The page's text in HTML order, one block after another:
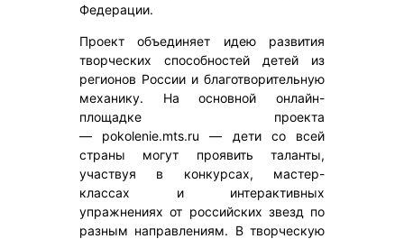
Федерации.
Проект объединяет идею развития
творческих способностей детей из
регионов России и благотворительную
механику. На основной онлайн-
площадке проекта
— pokolenie.mts.ru — дети со всей
страны могут проявить таланты,
участвуя в конкурсах, мастер-
классах и интерактивных
упражнениях от российских звезд по
разным направлениям. В творческую